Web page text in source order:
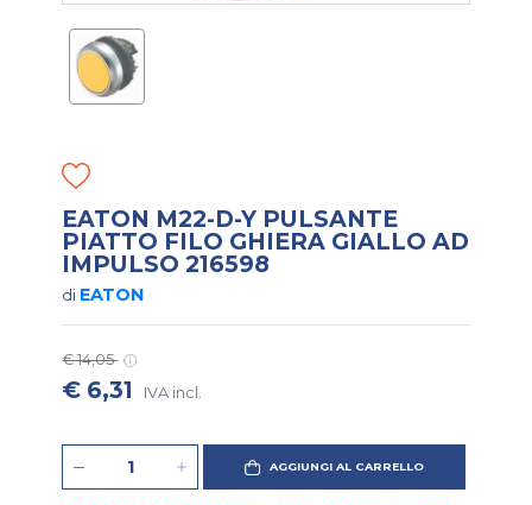
EATON M22-D-Y PULSANTE
PIATTO FILO GHIERA GIALLO AD
IMPULSO 216598
di EATON
€ 14,05
€ 6,31 IVA incl.
AGGIUNGI AL CARRELLO